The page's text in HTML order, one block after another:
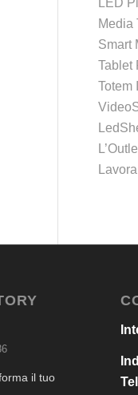
LED
Media
Smart
Tablet
Totem
il tuo